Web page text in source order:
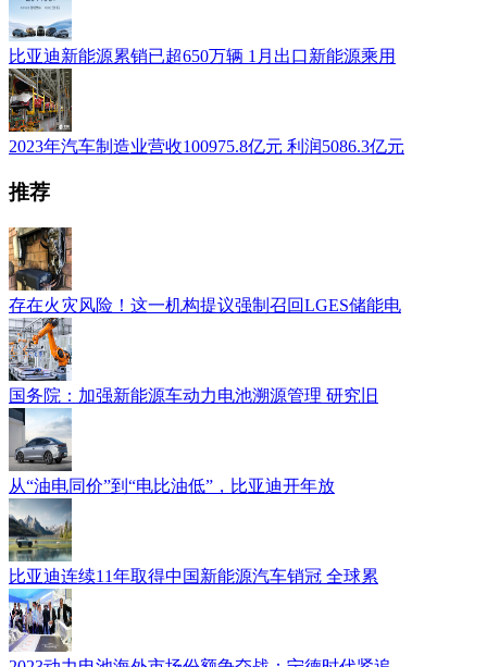
比亚迪新能源累销已超650万辆 1月出口新能源乘用
2023年汽车制造业营收100975.8亿元 利润5086.3亿元
推荐
存在火灾风险！这一机构提议强制召回LGES储能电
国务院：加强新能源车动力电池溯源管理 研究旧
从“油电同价”到“电比油低”，比亚迪开年放
比亚迪连续11年取得中国新能源汽车销冠 全球累